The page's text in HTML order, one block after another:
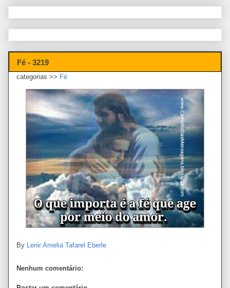
Fé - 3219
categorias >> Fé
By Lenir Amelia Tafarel Eberle
Nenhum comentário: